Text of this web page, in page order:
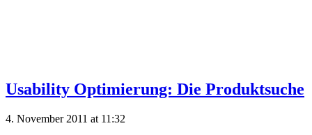
Usability Optimierung: Die Produktsuche
4. November 2011 at 11:32